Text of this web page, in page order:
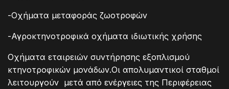
-Οχήματα μεταφοράς ζωοτροφών
-Αγροκτηνοτροφικά οχήματα ιδιωτικής χρήσης
Οχήματα εταιρειών συντήρησης εξοπλισμού
κτηνοτροφικών μονάδων.Οι απολυμαντικοί σταθμοί
λειτουργούν μετά από ενέργειες της Περιφέρειας